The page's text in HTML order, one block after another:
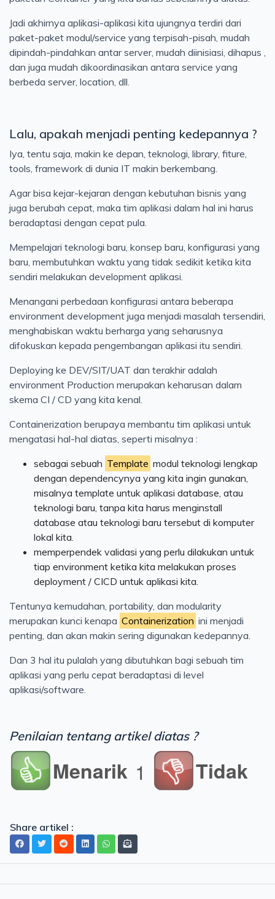
Jadi akhirnya aplikasi-aplikasi kita ujungnya terdiri dari
paket-paket modul/service yang terpisah-pisah, mudah
dipindah-pindahkan antar server, mudah diinisiasi, dihapus ,
dan juga mudah dikoordinasikan antara service yang
berbeda server, location, dll.
Lalu, apakah menjadi penting kedepannya ?
Iya, tentu saja, makin ke depan, teknologi, library, fiture,
tools, framework di dunia IT makin berkembang.
Agar bisa kejar-kejaran dengan kebutuhan bisnis yang
juga berubah cepat, maka tim aplikasi dalam hal ini harus
beradaptasi dengan cepat pula.
Mempelajari teknologi baru, konsep baru, konfigurasi yang
baru, membutuhkan waktu yang tidak sedikit ketika kita
sendiri melakukan development aplikasi.
Menangani perbedaan konfigurasi antara beberapa
environment development juga menjadi masalah tersendiri,
menghabiskan waktu berharga yang seharusnya
difokuskan kepada pengembangan aplikasi itu sendiri.
Deploying ke DEV/SIT/UAT dan terakhir adalah
environment Production merupakan keharusan dalam
skema CI / CD yang kita kenal.
Containerization berupaya membantu tim aplikasi untuk
mengatasi hal-hal diatas, seperti misalnya :
sebagai sebuah Template modul teknologi lengkap
dengan dependencynya yang kita ingin gunakan,
misalnya template untuk aplikasi database, atau
teknologi baru, tanpa kita harus menginstall
database atau teknologi baru tersebut di komputer
lokal kita.
memperpendek validasi yang perlu dilakukan untuk
tiap environment ketika kita melakukan proses
deployment / CICD untuk aplikasi kita.
Tentunya kemudahan, portability, dan modularity
merupakan kunci kenapa Containerization ini menjadi
penting, dan akan makin sering digunakan kedepannya.
Dan 3 hal itu pulalah yang dibutuhkan bagi sebuah tim
aplikasi yang perlu cepat beradaptasi di level
aplikasi/software.
Penilaian tentang artikel diatas ?
Menarik 1 Tidak
Share artikel :